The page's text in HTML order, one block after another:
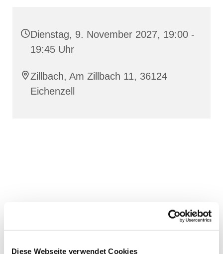
Diese Webseite verwendet Cookies
Dienstag, 9. November 2027, 19:00 -
19:45 Uhr
Zillbach, Am Zillbach 11, 36124
Eichenzell